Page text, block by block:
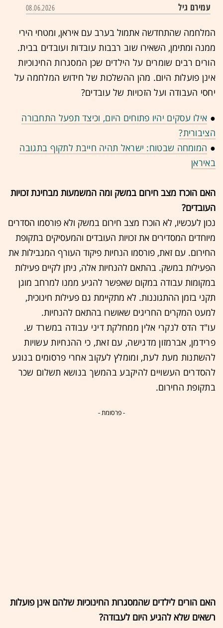
עמירם גיל 08.06.2026
המלחמה שהתחדשה אתמול בערב עם איראן, ומטחי הירי
ממנה ומתימן, השאירו שוב רבבות עובדות ועובדים בבית.
הורים רבים שומרים על הילדים שכן המסגרות החינוכיות
אינן פועלות היום. מהן ההשלכות של חידוש המלחמה על
יחסי העבודה ועל הזכויות של עובדים?
● אילו עסקים יהיו פתוחים היום, וכיצד תפעל התחבורה
הציבורית?
● המומחה שבטוח: ישראל תהיה חייבת לתקוף בתגובה
באיראן
האם הוכרז מצב חירום במשק ומה המשמעות מבחינת זכויות
העובדים?
נכון לעכשיו, לא הוכרז מצב חירום במשק ולא פורסמו הסדרים
מיוחדים המסדירים את זכויות העובדים והמעסיקים בתקופת
החירום. עם זאת, פורסמו הנחיות פיקוד העורף המגבילות את
הפעילות במשק. בהתאם להנחיות אלה, ניתן לקיים פעילות
במקומות עבודה במקום שאפשר להגיע ממנו למרחב מוגן
תקני בזמן ההתגוננות. לא מתקיימת גם פעילות חינוכית,
למעט המקרים החריגים שאושרו בהתאם להנחיות.
עו"ד הדס לנקרי אלין ממחלקת דיני עבודה במשרד ש.
פרידמן, אברמזון מדגישה, עם זאת, כי ההנחיות עשויות
להשתנות מעת לעת, ומומלץ לעקוב אחרי פרסומים בנוגע
להסדרים העשויים להיקבע בהמשך בנושא תשלום שכר
בתקופת החירום.
- פרסומת -
האם הורים לילדים שהמסגרות החינוכיות שלהם אינן פועלות
רשאים שלא להגיע היום לעבודה?